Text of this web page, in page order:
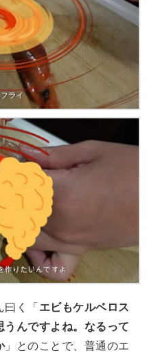
く「 エビもケルベロス
んですよね。なるって
」とのことで、普通のエ